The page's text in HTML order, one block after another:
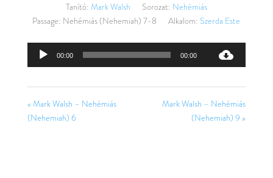
Tanító: Mark Walsh Sorozat: Nehémiás
Passage: Nehémiás (Nehemiah) 7-8 Alkalom: Szerda Este
Audió
00:00 00:00
« Mark Walsh – Nehémiás
(Nehemiah) 6
Mark Walsh – Nehémiás
(Nehemiah) 9 »